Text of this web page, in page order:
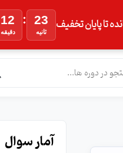
تا پایان تخفیف 12
دقیقه
: 22
ثانیه
آمار سوال